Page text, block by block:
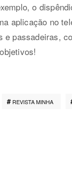
o
aplicação no
passadeiras,
REVISTA MINHA